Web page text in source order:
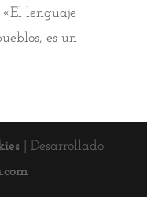
lenguaje
es un
| Desarrollado